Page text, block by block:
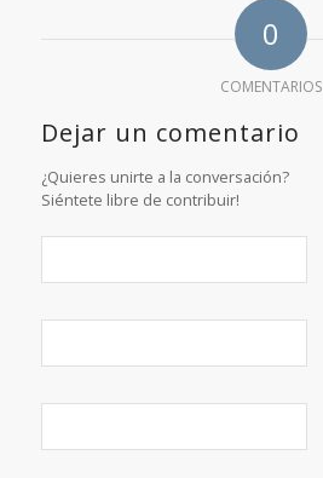
0
COMENTARIOS
Dejar un comentario
¿Quieres unirte a la conversación?
Siéntete libre de contribuir!